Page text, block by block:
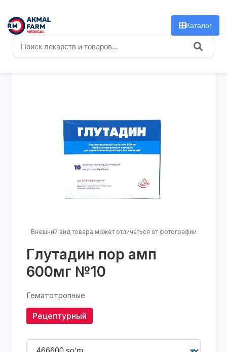
Каталог
Внешний вид товара может отличаться от фотографии
Глутадин пор амп
600мг №10
Гематотропные
Рецептурный